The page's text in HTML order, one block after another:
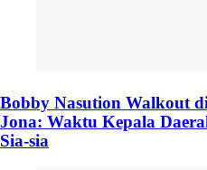
Bobby Nasution Walkout
Jona: Waktu Kepala
Sia-sia